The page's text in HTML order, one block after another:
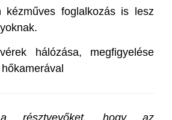
kézműves foglalkozás is lesz
hálózása, megfigyelése
a résztvevőket, hogy az